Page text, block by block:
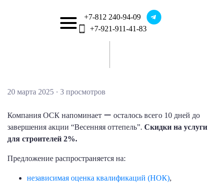
ГЛАВНАЯ
НАПРАВЛЕНИЯ
СРО, НОПРИЗ, НОСТРОЙ, НОК
Независимая оценка квалификации (НОК)
Независимая оценка квалификации (НОК)
Вступить в СРО проектировщиков
Вступить в СРО строителей
Вступить в СРО изыскателей
Сертификация товаров и услуг
Сертификат Соответствия ТР ТС
Декларация Соответствия ТР ТС
Отказное (информационное) письмо
Отказное решение
Добровольный сертификат соответствия ГОСТ Р
Пожарный сертификат соответствия
Свидетельство Государственной Регистрации
Сертификат происхождения Форма СТ-1
Сертификат на игрушки
Сертификат на одежду
Нормативно-Техническая документация для
Технические условия (ТУ)
Стандарт организации (СТО)
Паспорт устройства/оборудования (ПО)
Руководство по эксплуатации (РЭ)
Обоснование Безопасности (ОБ)
Паспорт безопасности на химическую продукцию
MSDS
Охрана труда
Система управления охраной труда на
Специальная оценка условий труда СОУТ
Оценка профессиональных рисков (ОПР)
Производственный контроль на предприятии ПК
Программа производственного контроля ППК
Разработка документов по охране труда
Лицензирование
Лицензия ОПО
Лицензия МЧС
Лицензия на отходы
Допуски по электробезопасности
Внеочередной допуск по электробезопасности
Первичный допуск по электробезопасности
Очередной допуск по электробезопасности
Аттестация по промышленной безопасности
Протоколы по промышленной безопасности
Сертификация соответствия ГОСТ Р ИСО (ISO)
Внедрение системы менеджмента качества
Обучение аудиторов СМК
Сертификат ИСО
Сертификат ИСО 9001-2015
Сертификат ИСО 14001-2016
Сертификат ИСО 45001-2020
Обучение
Диплом профпереподготовки
Охрана труда
Пожарная безопасность
Оказание первой помощи
Охрана труда при работах на высоте
Обучение рабочим специальностям
Обучение на аппаратчика
Обучение на изолировщика
Обучение на контролера
Обучение на монтажника
Обучение на наладчика
Обучение на оператора
Обучение на слесаря
Обучение на токаря
Обучение на фрезеровщика
Обучение на чистильщика
Обучение на машиниста
Повышение квалификации
Повышение квалификации в области
Повышение квалификации в области
Повышение квалификации по ГО и ЧС
Повышение квалификации по ЭНЕРГОАУДИТУ,
ЭНЕРГОЭФФЕКТИВНОСТИ
Повышение квалификации по
ОБРАЩЕНИЮ С ОПАСНЫМИ ОТХОДАМИ
Повышение квалификации по
Повышение квалификации по СМЕТНОМУ
Повышение квалификации по РЕСТАВРАЦИИ
Повышение квалификации по ОХРАНЕ
Повышение квалификации по области
Повышение квалификации ПО
ЗАЩИЩЕННОСТИ
Повышение квалификации НЕФТЕГАЗОВАЯ
Повышение квалификации в области
правилами
Повышение квалификации в области
Повышение квалификации в области
Повышение квалификации в области
Повышение квалификации в области
Повышение квалификации для
Повышение квалификации в области
НОВОСТИ
ОТЗЫВЫ
ПАРТНЕРАМ
РЕЕСТР СДС АFILAB
КОНТАКТЫ
Акция для строителей!
20 марта 2025 · 3 просмотров
Компания ОСК напоминает ー осталось всего 10 дней до
завершения акции “Весенняя оттепель”. Скидки на услуги
для строителей 2%.
Предложение распространяется на:
независимая оценка квалификаций (НОК),
+7-812 240-94-09
+7-921-911-41-83